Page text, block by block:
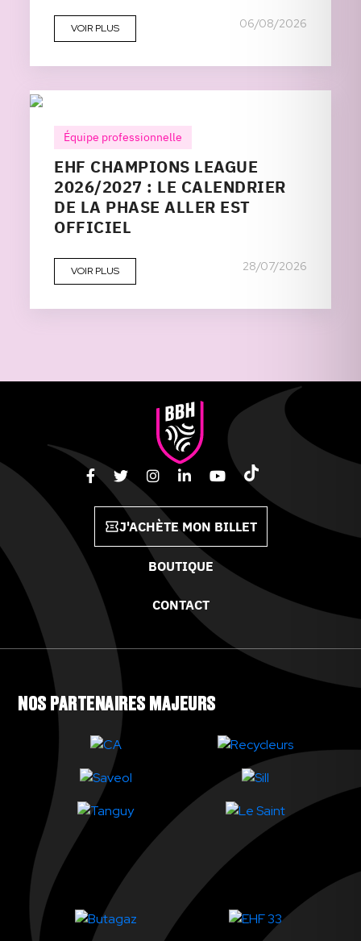
VOIR PLUS 06/08/2026
Équipe professionnelle
EHF CHAMPIONS LEAGUE
2026/2027 : LE CALENDRIER
DE LA PHASE ALLER EST
OFFICIEL
VOIR PLUS 28/07/2026
J'ACHÈTE MON BILLET
BOUTIQUE
CONTACT
NOS PARTENAIRES MAJEURS